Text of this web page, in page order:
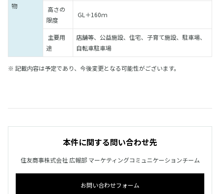
物
高さの
限度
GL＋160ｍ
主要用
途
店舗等、公益施設、住宅、子育て施設、駐車場、
自転車駐車場
※ 記載内容は予定であり、今後変更となる可能性がございます。
本件に関する問い合わせ先
住友商事株式会社 広報部 マーケティングコミュニケーションチーム
お問い合わせフォーム